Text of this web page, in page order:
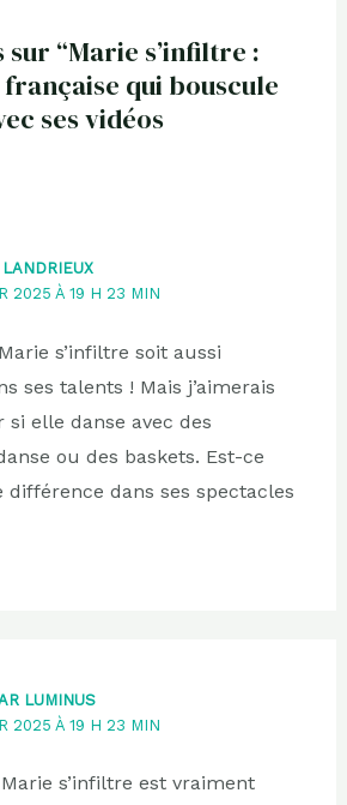
“Marie s’infiltre :
qui bouscule
ses vidéos
LANDRIEUX
2025 À 19 H 23 MIN
s’infiltre soit aussi
ses talents ! Mais j’aimerais
si elle danse avec des
ou des baskets. Est-ce
dans ses spectacles
LUMINUS
2025 À 19 H 23 MIN
s’infiltre est vraiment